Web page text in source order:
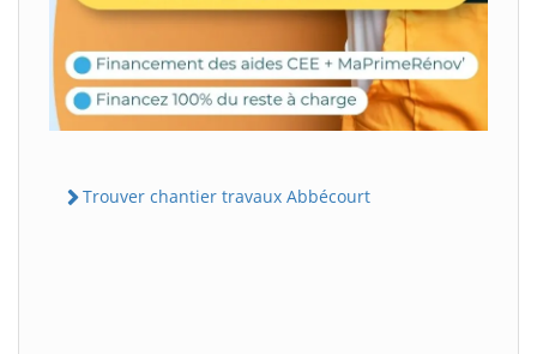
Trouver chantier travaux Abbécourt